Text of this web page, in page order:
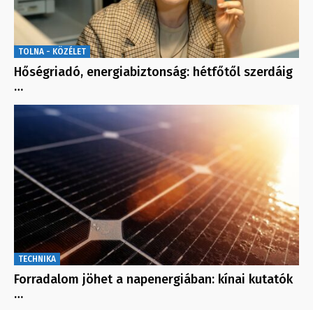
TOLNA - KÖZÉLET
Hőségriadó, energiabiztonság: hétfőtől szerdáig
…
TECHNIKA
Forradalom jöhet a napenergiában: kínai kutatók
…